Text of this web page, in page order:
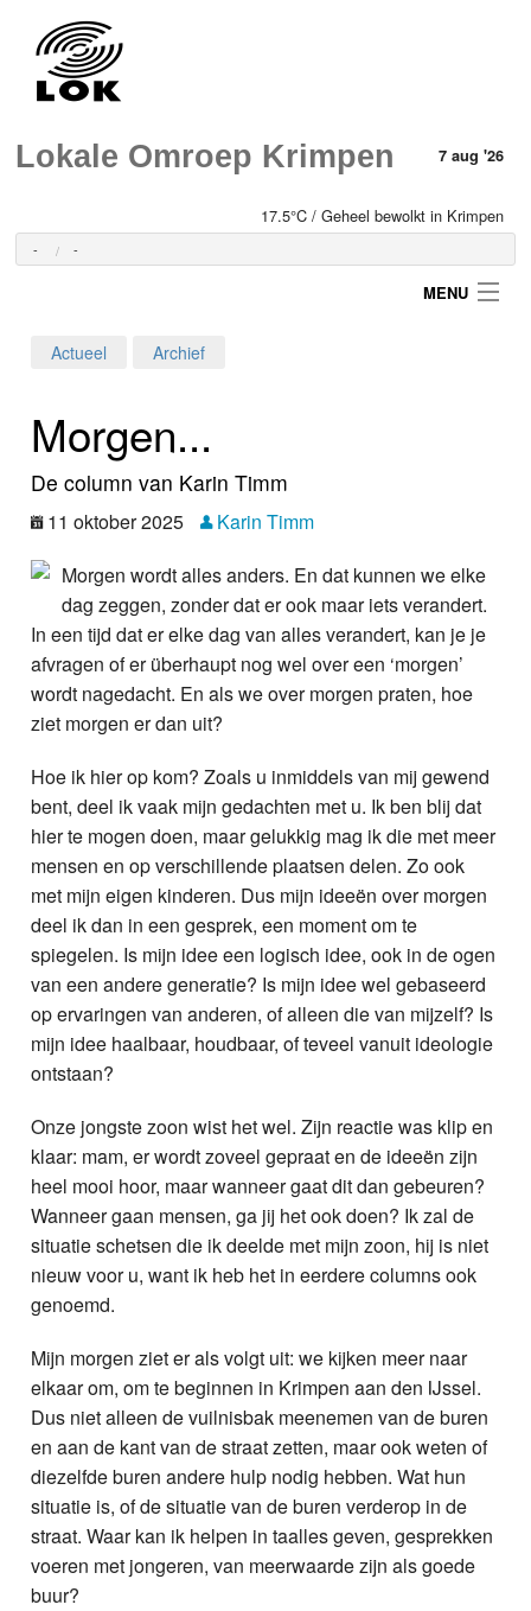
Lokale Omroep Krimpen 7 aug '26
17.5°C / Geheel bewolkt in Krimpen
- -
MENU
Home
Programma's
Foto's
Video
Webcam
Info
Actueel Archief
Morgen...
De column van Karin Timm
11 oktober 2025
Karin Timm
Morgen wordt alles anders. En dat kunnen we elke
dag zeggen, zonder dat er ook maar iets verandert.
In een tijd dat er elke dag van alles verandert, kan je je
afvragen of er überhaupt nog wel over een ‘morgen’
wordt nagedacht. En als we over morgen praten, hoe
ziet morgen er dan uit?
Hoe ik hier op kom? Zoals u inmiddels van mij gewend
bent, deel ik vaak mijn gedachten met u. Ik ben blij dat
hier te mogen doen, maar gelukkig mag ik die met meer
mensen en op verschillende plaatsen delen. Zo ook
met mijn eigen kinderen. Dus mijn ideeën over morgen
deel ik dan in een gesprek, een moment om te
spiegelen. Is mijn idee een logisch idee, ook in de ogen
van een andere generatie? Is mijn idee wel gebaseerd
op ervaringen van anderen, of alleen die van mijzelf? Is
mijn idee haalbaar, houdbaar, of teveel vanuit ideologie
ontstaan?
Onze jongste zoon wist het wel. Zijn reactie was klip en
klaar: mam, er wordt zoveel gepraat en de ideeën zijn
heel mooi hoor, maar wanneer gaat dit dan gebeuren?
Wanneer gaan mensen, ga jij het ook doen? Ik zal de
situatie schetsen die ik deelde met mijn zoon, hij is niet
nieuw voor u, want ik heb het in eerdere columns ook
genoemd.
Mijn morgen ziet er als volgt uit: we kijken meer naar
elkaar om, om te beginnen in Krimpen aan den IJssel.
Dus niet alleen de vuilnisbak meenemen van de buren
en aan de kant van de straat zetten, maar ook weten of
diezelfde buren andere hulp nodig hebben. Wat hun
situatie is, of de situatie van de buren verderop in de
straat. Waar kan ik helpen in taalles geven, gesprekken
voeren met jongeren, van meerwaarde zijn als goede
buur?